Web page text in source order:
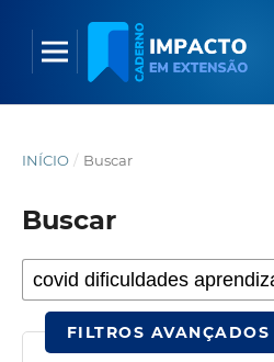
INÍCIO / Buscar
Buscar
FILTROS AVANÇADOS